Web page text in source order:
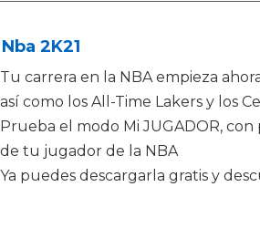
2K21
Tu carrera en la NBA empieza
así como los All-Time Lakers y los
Prueba el modo Mi JUGADOR,
de tu jugador de la NBA
Ya puedes descargarla gratis y